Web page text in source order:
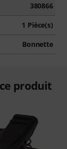
380866
1 Pièce(s)
Bonnette
produit